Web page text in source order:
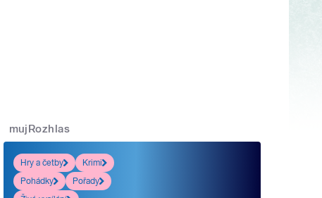
mujRozhlas
Hry a četby
Krimi
Pohádky
Pořady